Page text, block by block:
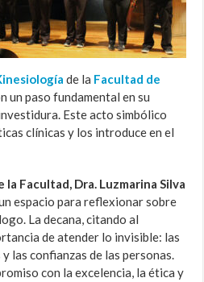
de la Facultad de
un paso fundamental en su
Este acto simbólico
clínicas y los introduce en el
la Facultad, Dra. Luzmarina Silva
espacio para reflexionar sobre
La decana, citando al
de atender lo invisible: las
las confianzas de las personas.
con la excelencia, la ética y